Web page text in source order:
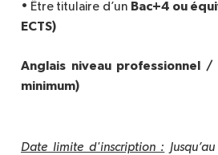
• Être titulaire d’un Bac+4 ou
ECTS)
Anglais niveau professionnel /
minimum)
Date limite d'inscription :